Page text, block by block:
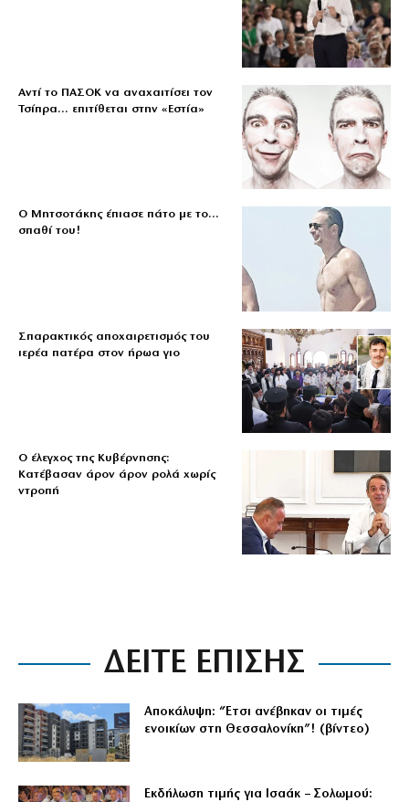
Αντί το ΠΑΣΟΚ να αναχαιτίσει τον
Τσίπρα… επιτίθεται στην «Εστία»
Ο Μητσοτάκης έπιασε πάτο με το…
σπαθί του!
Σπαρακτικός αποχαιρετισμός του
ιερέα πατέρα στον ήρωα γιο
Ο έλεγχος της Κυβέρνησης:
Κατέβασαν άρον άρον ρολά χωρίς
ντροπή
ΔΕΙΤΕ ΕΠΙΣΗΣ
Αποκάλυψη: “Έτσι ανέβηκαν οι τιμές
ενοικίων στη Θεσσαλονίκη”! (βίντεο)
Εκδήλωση τιμής για Ισαάκ – Σολωμού: